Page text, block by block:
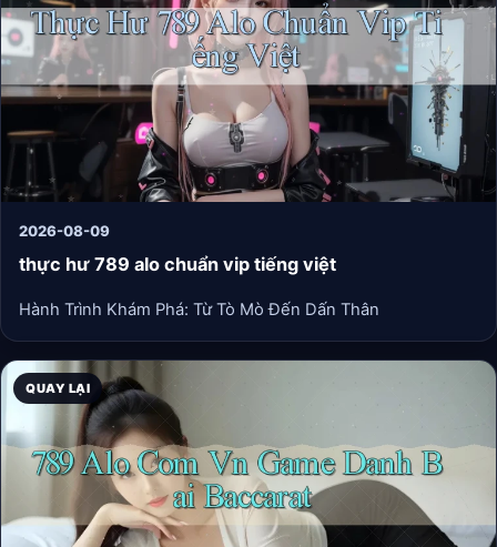
online thì kéo dài hơn chút, tiếng cười nói rôm rả. Tất cả đều
nên dừng lại ở mức độ khiến bạn cảm thấy vui vẻ và thư
giãn.
2026-08-09
thực hư 789 alo chuẩn vip tiếng việt
Hành Trình Khám Phá: Từ Tò Mò Đến Dấn Thân
QUAY LẠI